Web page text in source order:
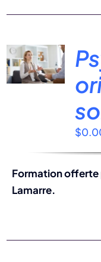
$
Formation offerte
Lamarre.